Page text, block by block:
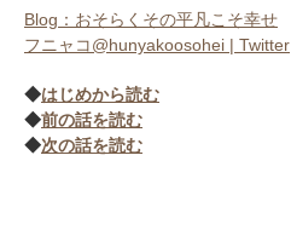
Blog：おそらくその平凡こそ幸せ
フニャコ@hunyakoosohei | Twitter
◆はじめから読む
◆前の話を読む
◆次の話を読む